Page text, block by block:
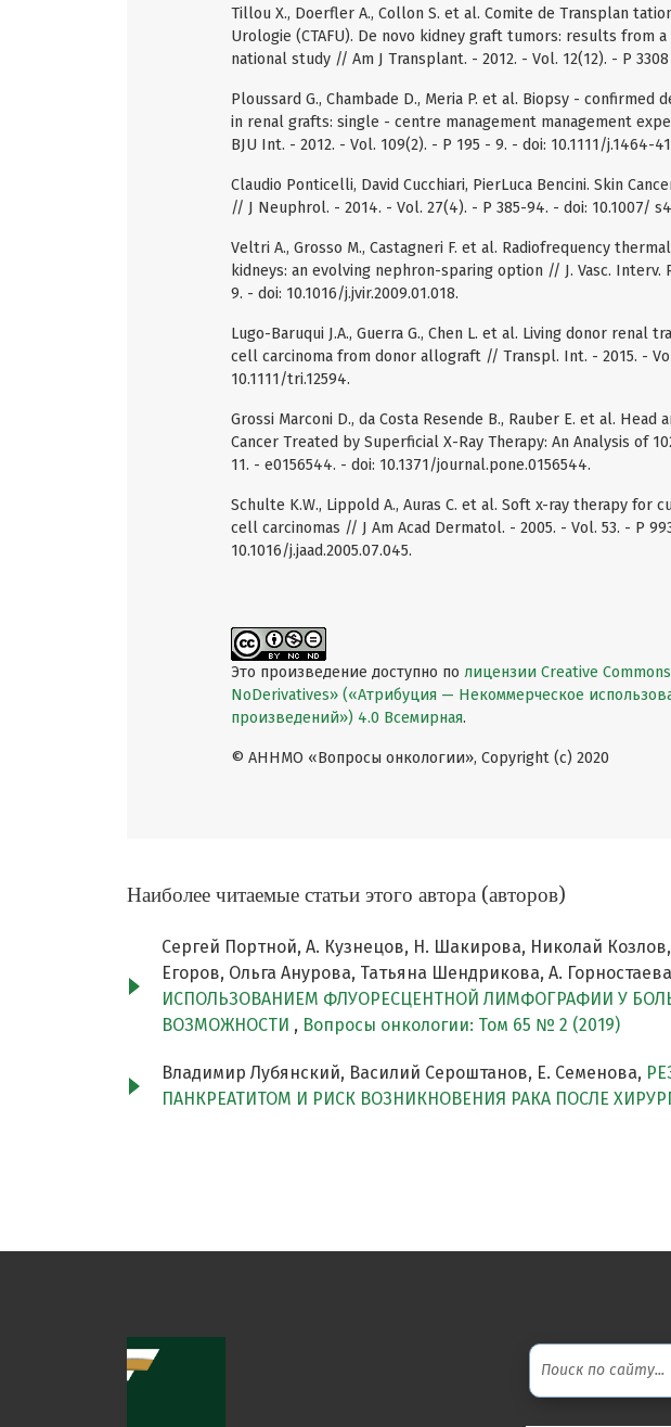
Tillou X., Doerfler A., Collon S. et al. Comite de Transplan
Urologie (CTAFU). De novo kidney graft tumors: results from
national study // Am J Transplant. - 2012. - Vol. 12(12). - P 3308
Ploussard G., Chambade D., Meria P. et al. Biopsy - confirmed
in renal grafts: single - centre management management
BJU Int. - 2012. - Vol. 109(2). - P 195 - 9. - doi: 10.1111/j.1464-
Claudio Ponticelli, David Cucchiari, PierLuca Bencini. Skin
// J Neuphrol. - 2014. - Vol. 27(4). - P 385-94. - doi: 10.1007/
Veltri A., Grosso M., Castagneri F. et al. Radiofrequency
kidneys: an evolving nephron-sparing option // J. Vasc. Interv.
9. - doi: 10.1016/j.jvir.2009.01.018.
Lugo-Baruqui J.A., Guerra G., Chen L. et al. Living donor renal
cell carcinoma from donor allograft // Transpl. Int. - 2015. -
10.1111/tri.12594.
Grossi Marconi D., da Costa Resende B., Rauber E. et al. Head
Cancer Treated by Superficial X-Ray Therapy: An Analysis of
11. - e0156544. - doi: 10.1371/journal.pone.0156544.
Schulte K.W., Lippold A., Auras C. et al. Soft x-ray therapy for
cell carcinomas // J Am Acad Dermatol. - 2005. - Vol. 53. - P
10.1016/j.jaad.2005.07.045.
Это произведение доступно по лицензии Creative
NoDerivatives» («Атрибуция — Некоммерческое
произведений») 4.0 Всемирная.
© АННМО «Вопросы онкологии», Copyright (c) 2020
Наиболее читаемые статьи этого автора (авторов)
Сергей Портной, А. Кузнецов, Н. Шакирова, Николай
Егоров, Ольга Анурова, Татьяна Шендрикова, А.
ИСПОЛЬЗОВАНИЕМ ФЛУОРЕСЦЕНТНОЙ ЛИМФОГРАФИИ У
ВОЗМОЖНОСТИ , Вопросы онкологии: Том 65 № 2 (2019)
Владимир Лубянский, Василий Сероштанов, Е. Семенова,
ПАНКРЕАТИТОМ И РИСК ВОЗНИКНОВЕНИЯ РАКА ПОСЛЕ